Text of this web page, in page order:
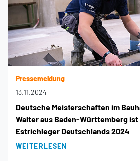
Pressemeldung
13.11.2024
Deutsche Meisterschaften im
Walter aus Baden-Württemberg
Estrichleger Deutschlands 2024
WEITERLESEN